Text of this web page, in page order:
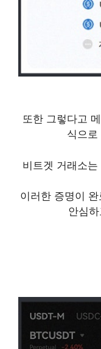
또한 그렇다고
식으
비트겟 거래소
이러한 증명이
안심